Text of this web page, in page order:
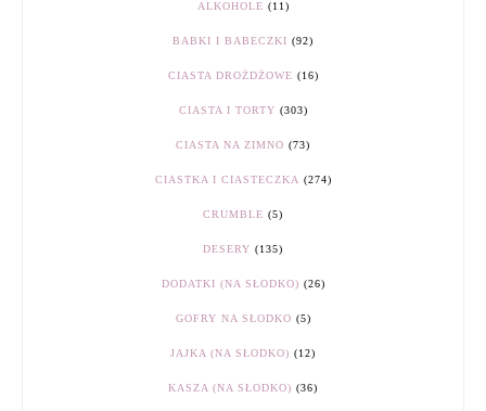
ALKOHOLE (11)
BABKI I BABECZKI (92)
CIASTA DROŻDŻOWE (16)
CIASTA I TORTY (303)
CIASTA NA ZIMNO (73)
CIASTKA I CIASTECZKA (274)
CRUMBLE (5)
DESERY (135)
DODATKI (NA SŁODKO) (26)
GOFRY NA SŁODKO (5)
JAJKA (NA SŁODKO) (12)
KASZA (NA SŁODKO) (36)